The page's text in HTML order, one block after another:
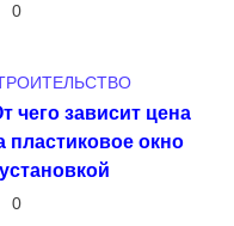
0
чего зависит цена
пластиковое окно
0